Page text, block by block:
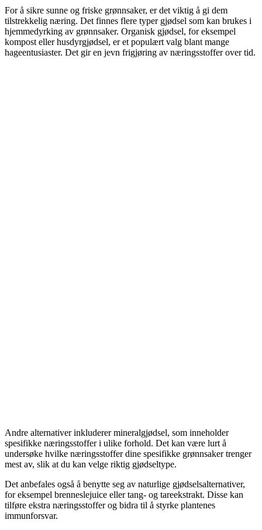
For å sikre sunne og friske grønnsaker, er det viktig å gi dem
tilstrekkelig næring. Det finnes flere typer gjødsel som kan brukes i
hjemmedyrking av grønnsaker. Organisk gjødsel, for eksempel
kompost eller husdyrgjødsel, er et populært valg blant mange
hageentusiaster. Det gir en jevn frigjøring av næringsstoffer over tid.
Andre alternativer inkluderer mineralgjødsel, som inneholder
spesifikke næringsstoffer i ulike forhold. Det kan være lurt å
undersøke hvilke næringsstoffer dine spesifikke grønnsaker trenger
mest av, slik at du kan velge riktig gjødseltype.
Det anbefales også å benytte seg av naturlige gjødselsalternativer,
for eksempel brenneslejuice eller tang- og tareekstrakt. Disse kan
tilføre ekstra næringsstoffer og bidra til å styrke plantenes
immunforsvar.